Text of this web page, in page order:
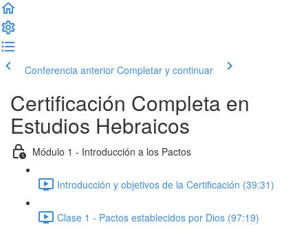
Conferencia anterior Completar y continuar
Certificación Completa en
Estudios Hebraicos
Módulo 1 - Introducción a los Pactos
Introducción y objetivos de la Certificación (39:31)
Clase 1 - Pactos establecidos por Dios (97:19)